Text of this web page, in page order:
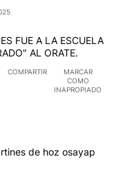
FUE A LA ESCUELA
AL ORATE.
COMPARTIR
MARCAR
COMO
INAPROPIADO
de hoz osayap